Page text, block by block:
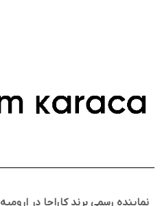
نماینده رسمی برند کاراجا در